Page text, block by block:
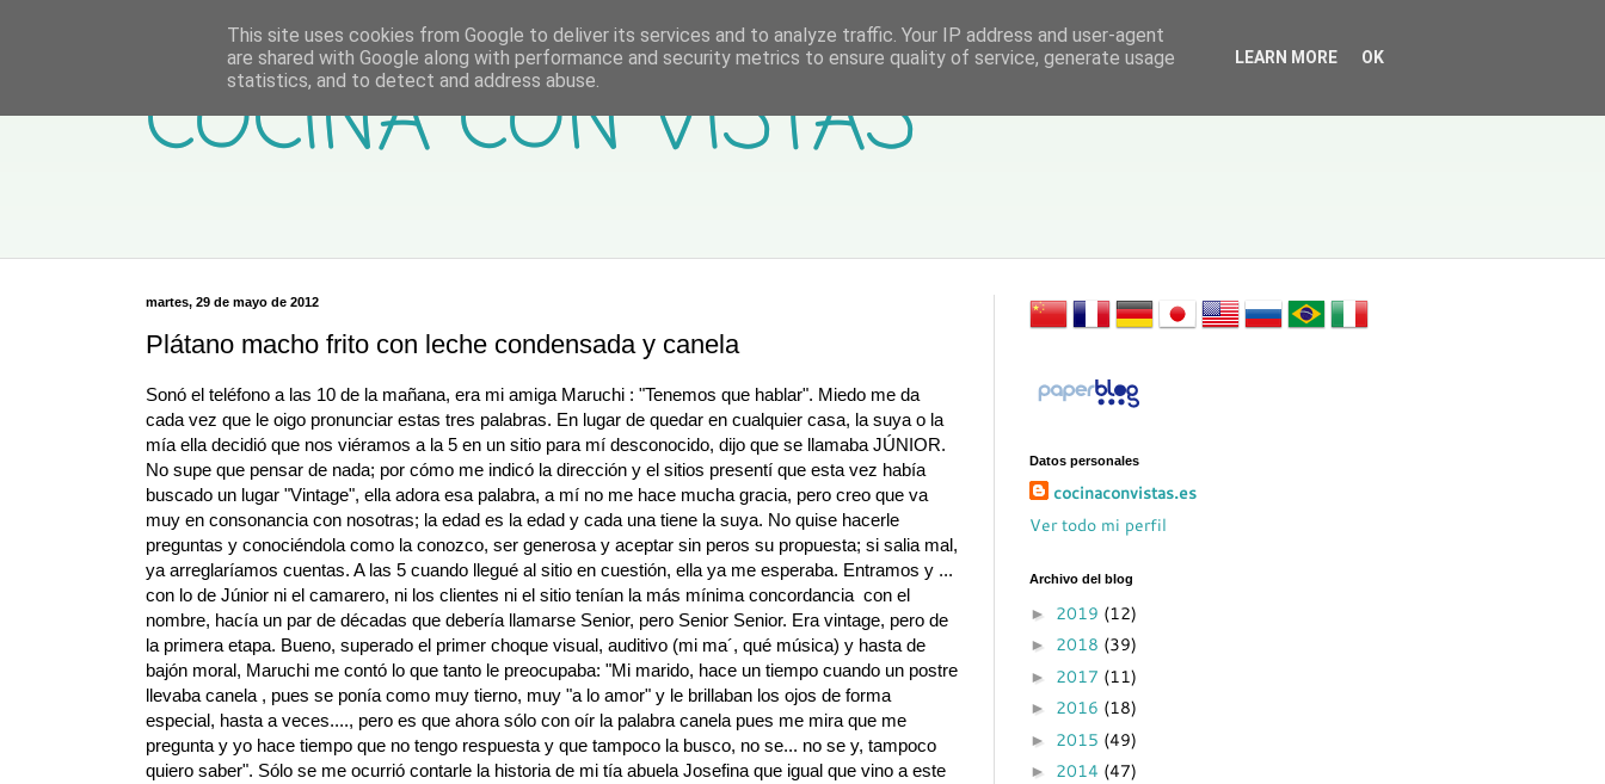
COCINA CON VISTAS
martes, 29 de mayo de 2012
Plátano macho frito con leche condensada y canela
Sonó el teléfono a las 10 de la mañana, era mi amiga Maruchi : "Tenemos que hablar". Miedo me da
cada vez que le oigo pronunciar estas tres palabras. En lugar de quedar en cualquier casa, la suya o la
mía ella decidió que nos viéramos a la 5 en un sitio para mí desconocido, dijo que se llamaba JÚNIOR.
No supe que pensar de nada; por cómo me indicó la dirección y el sitios presentí que esta vez había
buscado un lugar "Vintage", ella adora esa palabra, a mí no me hace mucha gracia, pero creo que va
muy en consonancia con nosotras; la edad es la edad y cada una tiene la suya. No quise hacerle
preguntas y conociéndola como la conozco, ser generosa y aceptar sin peros su propuesta; si salia mal,
ya arreglaríamos cuentas. A las 5 cuando llegué al sitio en cuestión, ella ya me esperaba. Entramos y ...
con lo de Júnior ni el camarero, ni los clientes ni el sitio tenían la más mínima concordancia con el
nombre, hacía un par de décadas que debería llamarse Senior, pero Senior Senior. Era vintage, pero de
la primera etapa. Bueno, superado el primer choque visual, auditivo (mi ma´, qué música) y hasta de
bajón moral, Maruchi me contó lo que tanto le preocupaba: "Mi marido, hace un tiempo cuando un postre
llevaba canela , pues se ponía como muy tierno, muy "a lo amor" y le brillaban los ojos de forma
especial, hasta a veces...., pero es que ahora sólo con oír la palabra canela pues me mira que me
pregunta y yo hace tiempo que no tengo respuesta y que tampoco la busco, no se... no se y, tampoco
quiero saber". Sólo se me ocurrió contarle la historia de mi tía abuela Josefina que igual que vino a este
Datos personales
cocinaconvistas.es
Ver todo mi perfil
Archivo del blog
► 2019 (12)
► 2018 (39)
► 2017 (11)
► 2016 (18)
► 2015 (49)
► 2014 (47)
This site uses cookies from Google to deliver its services and to analyze traffic. Your IP address and user-agent
are shared with Google along with performance and security metrics to ensure quality of service, generate usage
statistics, and to detect and address abuse.
LEARN MORE OK